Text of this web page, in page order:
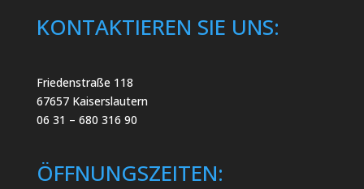
KONTAKTIEREN SIE UNS:
Friedenstraße 118
67657 Kaiserslautern
06 31 – 680 316 90
ÖFFNUNGSZEITEN: